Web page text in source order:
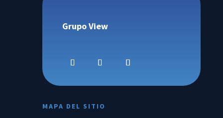
Grupo View
MAPA DEL SITIO